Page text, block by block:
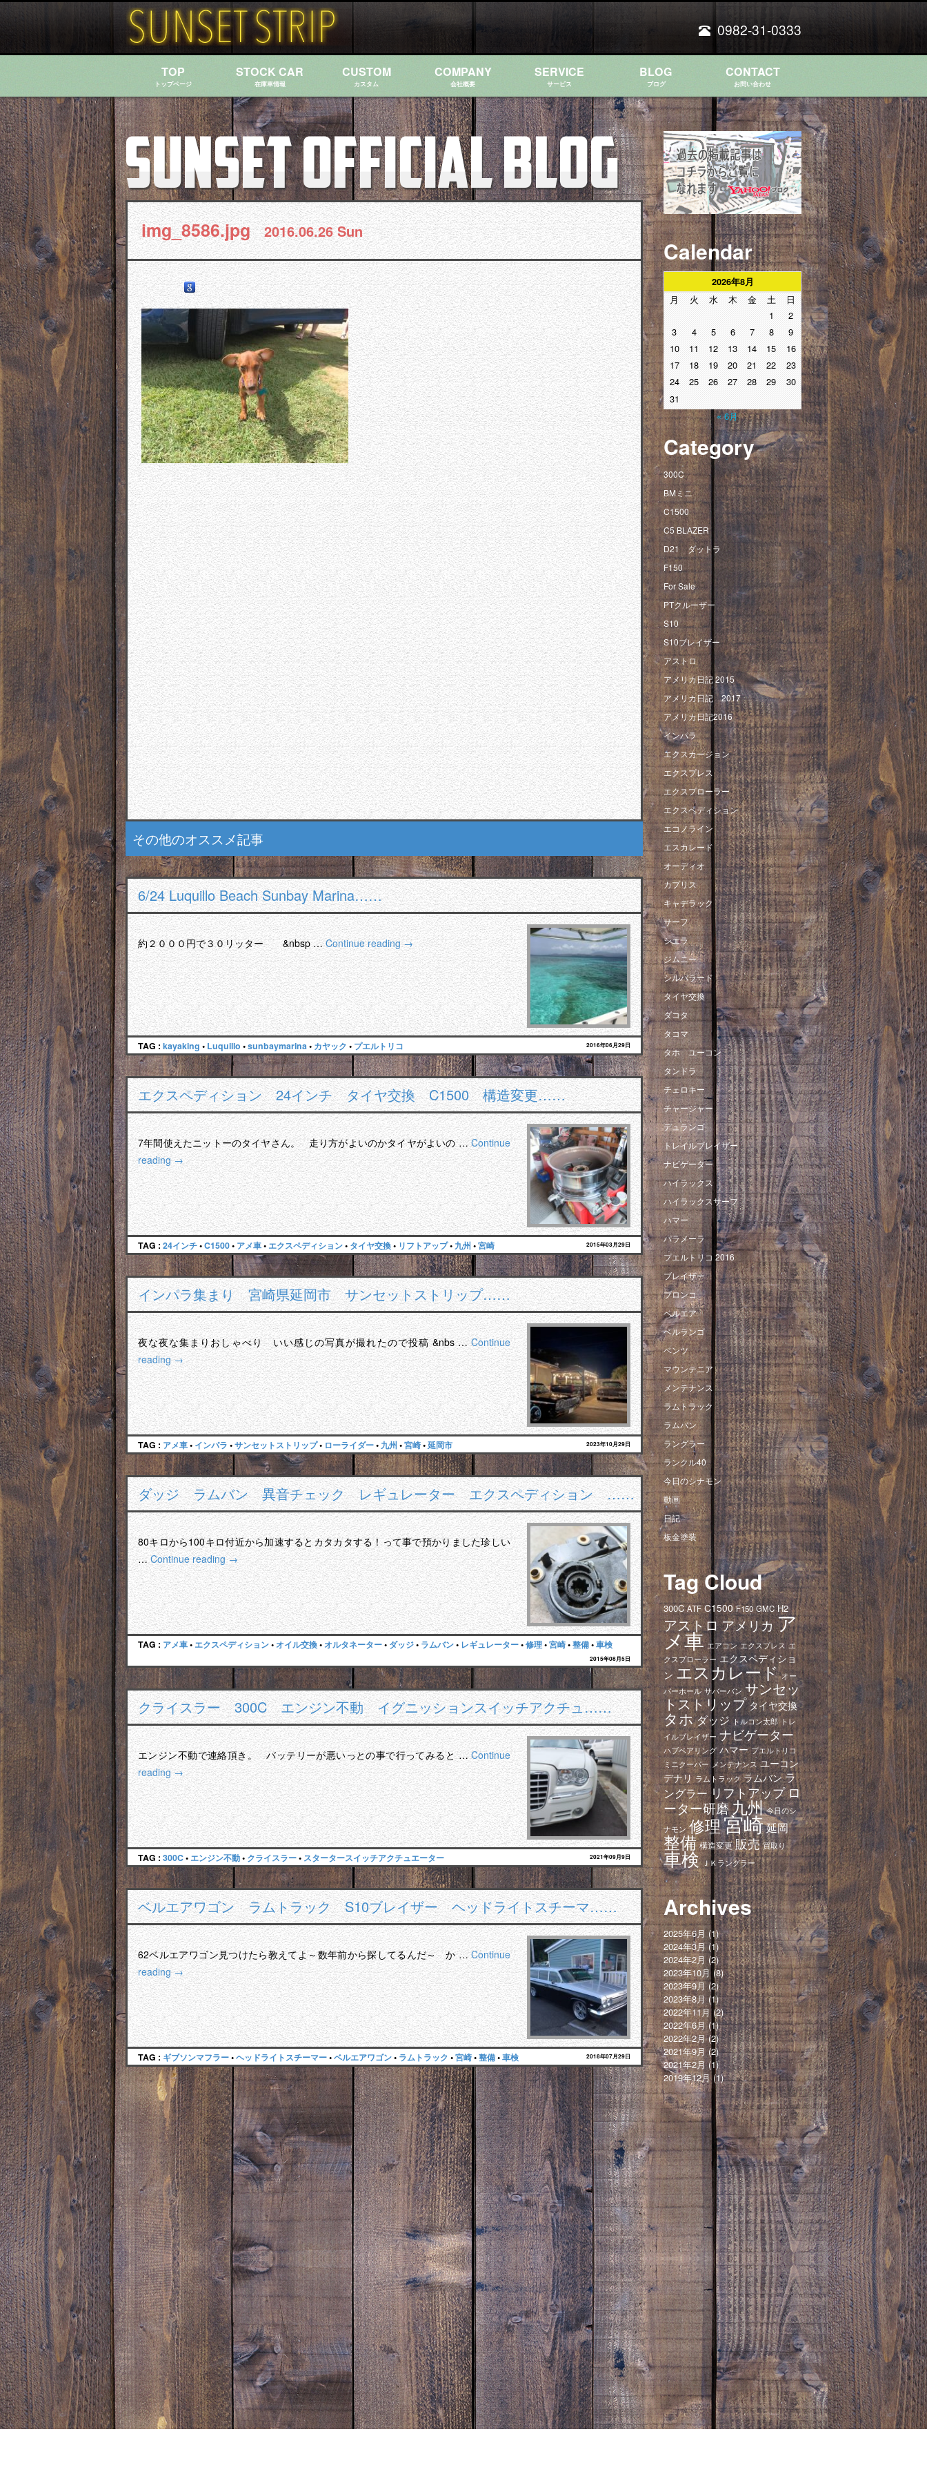
0982-31-0333
TOP
トップページ
STOCK CAR
在庫車情報
CUSTOM
カスタム
COMPANY
会社概要
SERVICE
サービス
BLOG
ブログ
CONTACT
お問い合わせ
img_8586.jpg 2016.06.26 Sun
その他のオススメ記事
6/24 Luquillo Beach Sunbay Marina……
約２０００円で３０リッター &nbsp …Continue reading→
TAG : kayaking • Luquillo •sunbaymarina• カヤック • プエルトリコ 2016年06月29日
エクスペディション 24インチ タイヤ交換 C1500 構造変更……
7年間使えたニットーのタイヤさん。 走り方がよいのかタイヤがよいの …Continue
reading→
TAG : 24インチ•C1500• アメ車• エクスペディション• タイヤ交換• リフトアップ• 九州 •宮崎 2015年03月29日
インパラ集まり 宮崎県延岡市 サンセットストリップ……
夜な夜な集まりおしゃべり いい感じの写真が撮れたので投稿 &nbs …Continue
reading→
TAG : アメ車• インパラ •サンセットストリップ• ローライダー• 九州 •宮崎•延岡市 2023年10月29日
ダッジ ラムバン 異音チェック レギュレーター エクスペディション ……
80キロから100キロ付近から加速するとカタカタする！って事で預かりました珍しい
…Continue reading→
TAG : アメ車• エクスペディション• オイル交換• オルタネーター• ダッジ• ラムバン• レギュレーター•修理•宮崎•整備•車検
2015年08月5日
クライスラー 300C エンジン不動 イグニッションスイッチアクチュ……
エンジン不動で連絡頂き。 バッテリーが悪いっとの事で行ってみると …Continue
reading→
TAG : 300C• エンジン不動• クライスラー• スタータースイッチアクチュエーター 2021年09月9日
ベルエアワゴン ラムトラック S10ブレイザー ヘッドライトスチーマ……
62ベルエアワゴン見つけたら教えてよ～数年前から探してるんだ～ か …Continue
reading→
TAG : ギブソンマフラー•ヘッドライトスチーマー•ベルエアワゴン• ラムトラック •宮崎•整備•車検 2018年07月29日
Calendar
2026年8月
月 火 水 木 金 土
日
1
2
3
4 5 6 7 8
9
10
11 12 13 14 15
16
17
18 19 20 21 22
23
24
25 26 27 28 29
30
31
« 6月
Category
300C
BMミニ
C1500
C5 BLAZER
D21 ダットラ
F150
For Sale
PTクルーザー
S10
S10ブレイザー
アストロ
アメリカ日記 2015
アメリカ日記 2017
アメリカ日記2016
インパラ
エクスカージョン
エクスプレス
エクスプローラー
エクスペディション
エコノライン
エスカレード
オーディオ
カプリス
キャデラック
サーフ
シエラ
ジムニー
シルバラード
タイヤ交換
ダコタ
タコマ
タホ ユーコン
タンドラ
チェロキー
チャージャー
デュランゴ
トレイルブレイザー
ナビゲーター
ハイラックス
ハイラックスサーフ
ハマー
パラメーラ
プエルトリコ 2016
ブレイザー
ブロンコ
ベルエア
ベルランゴ
ベンツ
マウンテニア
メンテナンス
ラムトラック
ラムバン
ラングラー
ランクル40
今日のシナモン
動画
日記
板金塗装
Tag Cloud
300C ATF C1500 F150 GMC H2
アストロアメリカア
メ車 エアコン エクスプレス エ
クスプローラー エクスペディショ
ン エスカレード オー
バーホール サバーバン サンセッ
トストリップ タイヤ交換
タホダッジ トルコン太郎 トレ
イルブレイザー ナビゲーター
ハブベアリング ハマー プエルトリコ
ミニクーパー メンテナンス ユーコン
デナリ ラムトラック ラムバン ラ
ングラー リフトアップロ
ーター研磨九州 今日のシ
ナモン 修理宮崎延岡
整備 構造変更 販売 買取り
車検 ＪＫラングラー
Archives
2025年6月(1)
2024年3月(1)
2024年2月 (2)
2023年10月 (8)
2023年9月(2)
2023年8月(1)
2022年11月(2)
2022年6月(1)
2022年2月(2)
2021年9月(2)
2021年2月(1)
2019年12月(1)